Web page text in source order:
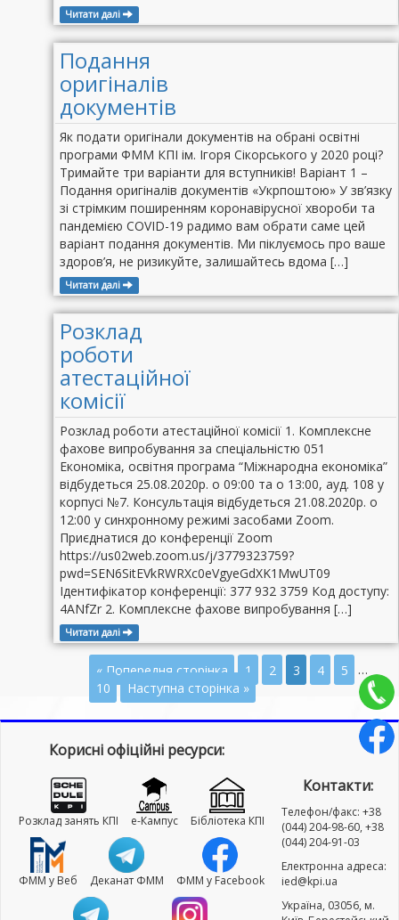
Читати далі
Подання
оригіналів
документів
Як подати оригінали документів на обрані освітні
програми ФММ КПІ ім. Ігоря Сікорського у 2020 році?
Тримайте три варіанти для вступників! Варіант 1 –
Подання оригіналів документів «Укрпоштою» У зв’язку
зі стрімким поширенням коронавірусної хвороби та
пандемією COVID-19 радимо вам обрати саме цей
варіант подання документів. Ми піклуємось про ваше
здоров’я, не ризикуйте, залишайтесь вдома […]
Читати далі
Розклад
роботи
атестаційної
комісії
Розклад роботи атестаційної комісії 1. Комплексне
фахове випробування за спеціальністю 051
Економіка, освітня програма “Міжнародна економіка”
відбудеться 25.08.2020р. о 09:00 та о 13:00, ауд. 108 у
корпусі №7. Консультація відбудеться 21.08.2020р. о
12:00 у синхронному режимі засобами Zoom.
Приєднатися до конференції Zoom
https://us02web.zoom.us/j/3779323759?
pwd=SEN6SitEVkRWRXc0eVgyeGdXK1MwUT09
Ідентифікатор конференції: 377 932 3759 Код доступу:
4ANfZr 2. Комплексне фахове випробування […]
Читати далі
« Попередня сторінка 1 2 3 4 5
…
10
Наступна сторінка »
Корисні офіційні ресурси:
Розклад занять КПІ e-Кампус Бібліотека КПІ
ФММ у Веб Деканат ФММ ФММ у Facebook
Контакти:
Телефон/факс: +38
(044) 204-98-60, +38
(044) 204-91-03
Електронна адреса:
ied@kpi.ua
Україна, 03056, м.